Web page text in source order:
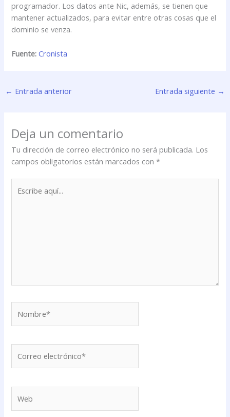
programador. Los datos ante Nic, además, se tienen que
mantener actualizados, para evitar entre otras cosas que el
dominio se venza.
Fuente:Cronista
← Entrada anterior Entrada siguiente →
Deja un comentario
Tu dirección de correo electrónico no será publicada. Los
campos obligatorios están marcados con*
aquí...
electrónico*